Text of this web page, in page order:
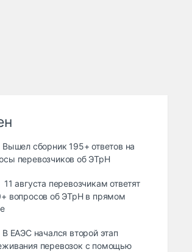
Вышел сборник 195+ ответов на
перевозчиков об ЭТрН
11 августа перевозчикам ответят
вопросов об ЭТрН в прямом
В ЕАЭС начался второй этап
перевозок с помощью